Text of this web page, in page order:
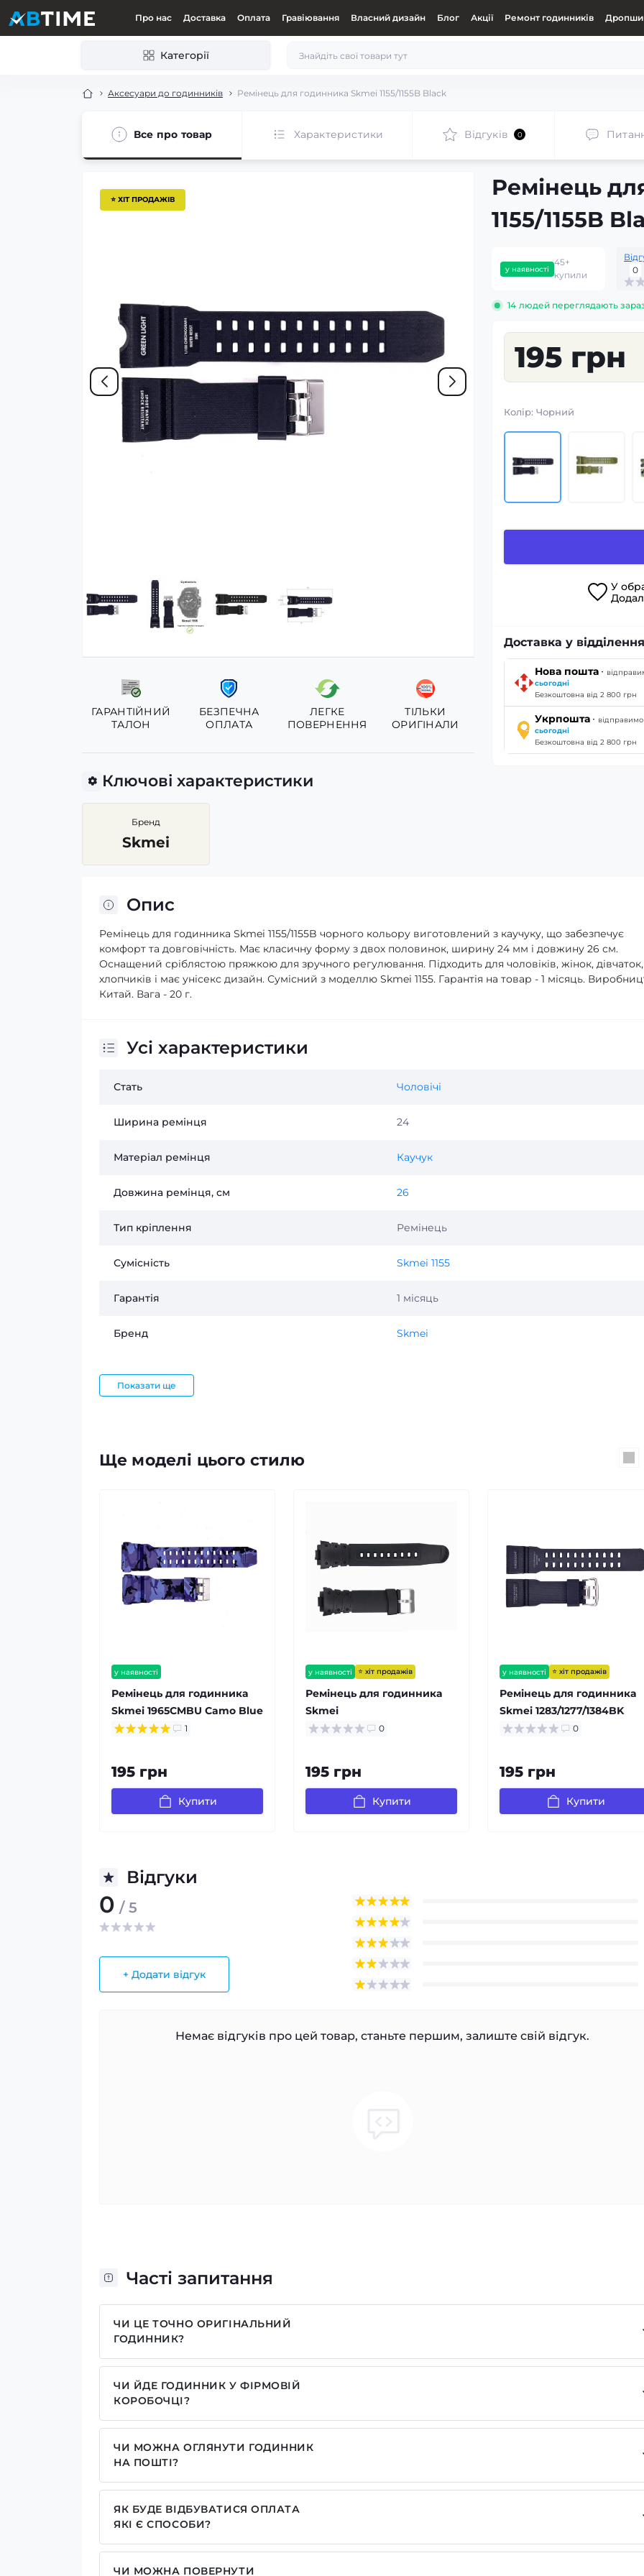
Про нас Доставка Оплата Гравіювання Власний дизайн Блог Акції Ремонт годинників
Категорії
Аксесуари до годинників Ремінець для годинника Skmei 1155/1155B Black
Все про товар Характеристики Відгуків 0
⭐ ХІТ ПРОДАЖІВ
ГАРАНТІЙНИЙ
ТАЛОН
БЕЗПЕЧНА
ОПЛАТА
ЛЕГКЕ
ПОВЕРНЕННЯ
ТІЛЬКИ
ОРИГІНАЛИ
Ключові характеристики
Бренд
Skmei
Ремінець
1155/1155B
у наявності
45+
купили
0
14 людей переглядають
195 грн
Колір: Чорний
У
Доставка у
Нова пошта ·
сьогодні
Безкоштовна від 2 800 грн
Укрпошта · відправимо
сьогодні
Безкоштовна від 2 800 грн
Опис
Ремінець для годинника Skmei 1155/1155B чорного кольору виготовлений з каучуку, що забезпечує
комфорт та довговічність. Має класичну форму з двох половинок, ширину 24 мм і довжину 26 см.
Оснащений сріблястою пряжкою для зручного регулювання. Підходить для чоловіків, жінок, дівчаток,
хлопчиків і має унісекс дизайн. Сумісний з моделлю Skmei 1155. Гарантія на товар - 1 місяць.
Китай. Вага - 20 г.
Усі характеристики
Стать Чоловічі
Ширина ремінця 24
Матеріал ремінця Каучук
Довжина ремінця, см 26
Тип кріплення Ремінець
Сумісність Skmei 1155
Гарантія 1 місяць
Бренд Skmei
Показати ще
Ще моделі цього стилю
у наявності
Ремінець для годинника
Skmei 1965CMBU Camo Blue
1
195 грн
Купити
у наявності ⭐ хіт продажів
Ремінець для годинника
Skmei
1068/1301/1231/1560/1820BK
0
195 грн
Купити
у наявності ⭐ хіт продажів
Ремінець для годинника
Skmei 1283/1277/1384BK
Black
0
195 грн
Купити
Відгуки
0 / 5
+ Додати відгук
Немає відгуків про цей товар, станьте першим, залиште свій відгук.
Часті запитання
ЧИ ЦЕ ТОЧНО ОРИГІНАЛЬНИЙ
ГОДИННИК?
Так, усі годинники у нас лише оригінальні, ми є представником багатьох брендів.
ЧИ ЙДЕ ГОДИННИК У ФІРМОВІЙ
КОРОБОЧЦІ?
Для годинників бренду Casio, Pagani Design, GUARDO та GOODYEAR додаємо фірмові коробочки із
брендовим надписом. Для бренду AWARDER додаємо чорну із тризубом коробочку або
камуфляжну(в залежності класична модель чи спортивна) усі інші моделі відправляємо надійно
моделі годинника. Особливо якщо купляєте годинник на подарунок рекомендуємо подивитись на
наші подарункові коробочки.
ЧИ МОЖНА ОГЛЯНУТИ ГОДИННИК
НА ПОШТІ?
Так у нас дозволений огляд годинників на пошті.
ЯК БУДЕ ВІДБУВАТИСЯ ОПЛАТА
ЯКІ Є СПОСОБИ?
У нас досить широкий вибір способів оплат. Можлива: оплата при отриманні, передплата за
реквізитами IBAN, оплата частинами від приватбанк, монобанк та пумб, а також оплата LiqРay на
ЧИ МОЖНА ПОВЕРНУТИ